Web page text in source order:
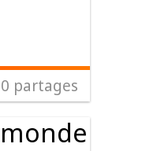
partages